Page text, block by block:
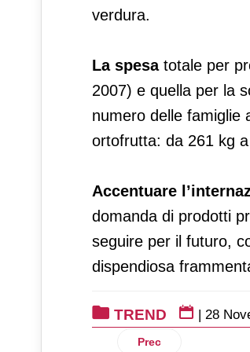
verdura.
La spesatotale per
2007) e quella per la
numero delle famiglie
ortofrutta: da 261 kg
Accentuare
domanda di prodotti
seguire per il futuro,
dispendiosa
TREND | 28
Articolo precedente:
Prec